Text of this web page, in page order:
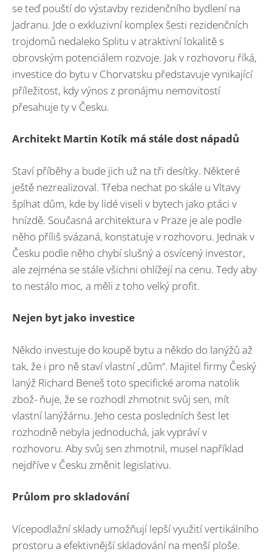
se teď pouští do výstavby rezidenčního bydlení na
Jadranu. Jde o exkluzivní komplex šesti rezidenčních
trojdomů nedaleko Splitu v atraktivní lokalitě s
obrovským potenciálem rozvoje. Jak v rozhovoru říká,
investice do bytu v Chorvatsku představuje vynikající
příležitost, kdy výnos z pronájmu nemovitostí
přesahuje ty v Česku.
Architekt Martin Kotík má stále dost nápadů
Staví příběhy a bude jich už na tři desítky. Některé
ještě nezrealizoval. Třeba nechat po skále u Vltavy
šplhat dům, kde by lidé viseli v bytech jako ptáci v
hnízdě. Současná architektura v Praze je ale podle
něho příliš svázaná, konstatuje v rozhovoru. Jednak v
Česku podle něho chybí slušný a osvícený investor,
ale zejména se stále všichni ohlížejí na cenu. Tedy aby
to nestálo moc, a měli z toho velký profit.
Nejen byt jako investice
Někdo investuje do koupě bytu a někdo do lanýžů až
tak, že i pro ně staví vlastní „dům“. Majitel firmy Český
lanýž Richard Beneš toto specifické aroma natolik
zbož- ňuje, že se rozhodl zhmotnit svůj sen, mít
vlastní lanýžárnu. Jeho cesta posledních šest let
rozhodně nebyla jednoduchá, jak vypráví v
rozhovoru. Aby svůj sen zhmotnil, musel například
nejdříve v Česku změnit legislativu.
Průlom pro skladování
Vícepodlažní sklady umožňují lepší využití vertikálního
prostoru a efektivnější skladování na menší ploše.